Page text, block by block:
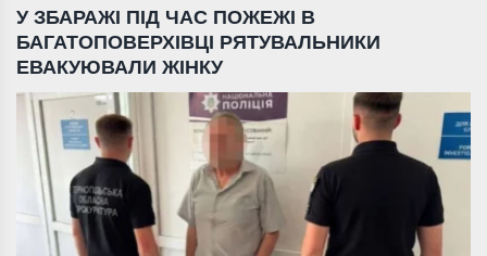
У ЗБАРАЖІ ПІД ЧАС ПОЖЕЖІ В
БАГАТОПОВЕРХІВЦІ РЯТУВАЛЬНИКИ
ЕВАКУЮВАЛИ ЖІНКУ